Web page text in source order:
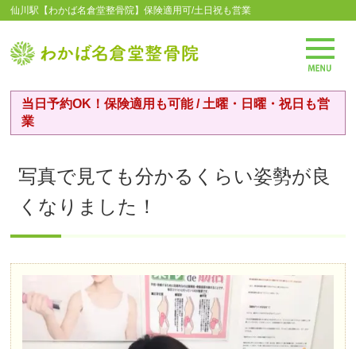
仙川駅【わかば名倉堂整骨院】保険適用可/土日祝も営業
当日予約OK！保険適用も可能 / 土曜・日曜・祝日も営
業
写真で見ても分かるくらい姿勢が良
くなりました！